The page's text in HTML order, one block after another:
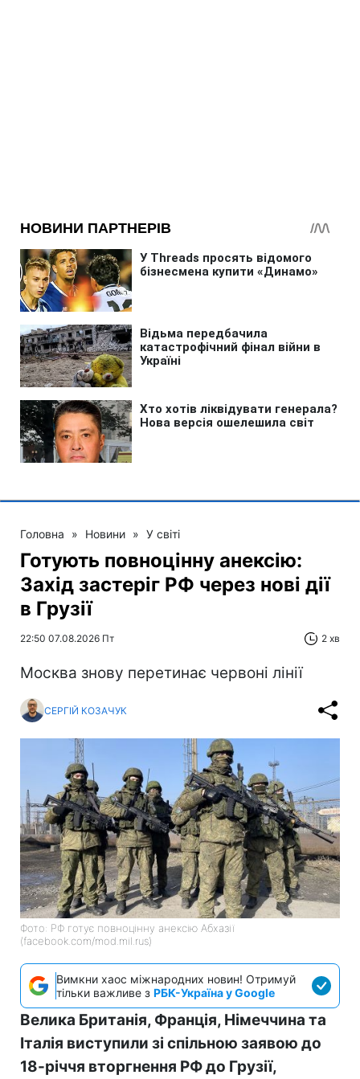
Головна » Новини » У світі
Готують повноцінну анексію:
Захід застеріг РФ через нові дії
в Грузії
22:50 07.08.2026 Пт 2 хв
Москва знову перетинає червоні лінії
СЕРГІЙ КОЗАЧУК
Фото: РФ готує повноцінну анексію Абхазії
(facebook.com/mod.mil.rus)
Вимкни хаос міжнародних новин! Отримуй
тільки важливе з РБК-Україна у Google
Велика Британія, Франція, Німеччина та
Італія виступили зі спільною заявою до
18-річчя вторгнення РФ до Грузії,